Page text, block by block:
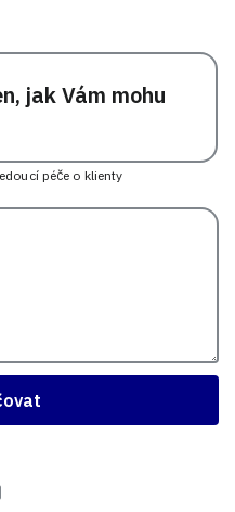
jak Vám mohu
péče o klienty